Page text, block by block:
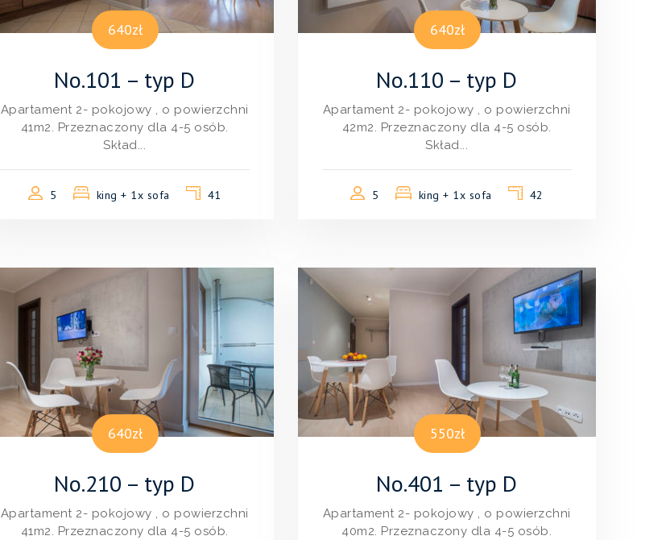
640zł
No.101 – typ D
Apartament 2- pokojowy , o powierzchni
41m2. Przeznaczony dla 4-5 osób.
Skład...
5 king + 1x sofa 41
640zł
No.110 – typ D
Apartament 2- pokojowy , o powierzchni
42m2. Przeznaczony dla 4-5 osób.
Skład...
5 king + 1x sofa 42
640zł
No.210 – typ D
Apartament 2- pokojowy , o powierzchni
41m2. Przeznaczony dla 4-5 osób.
550zł
No.401 – typ D
Apartament 2- pokojowy , o powierzchni
40m2. Przeznaczony dla 4-5 osób.